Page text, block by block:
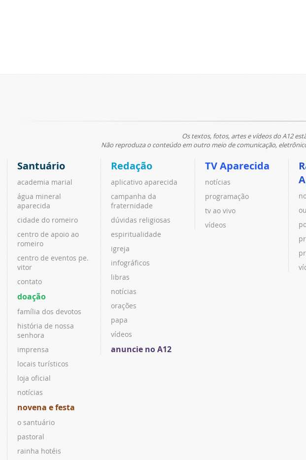
Os textos, fotos, artes e vídeos do A12
Não reproduza o conteúdo em outro meio de comunicação,
Santuário
academia marial
água mineral
aparecida
cidade do romeiro
centro de apoio ao
romeiro
centro de eventos pe.
vitor
contato
doação
família dos devotos
história de nossa
senhora
imprensa
locais turísticos
loja oficial
notícias
novena e festa
o santuário
pastoral
rainha hotéis
Redação
aplicativo aparecida
campanha da
fraternidade
dúvidas religiosas
espiritualidade
igreja
infográficos
libras
notícias
orações
papa
vídeos
anuncie no A12
TV Aparecida
notícias
programação
tv ao vivo
vídeos